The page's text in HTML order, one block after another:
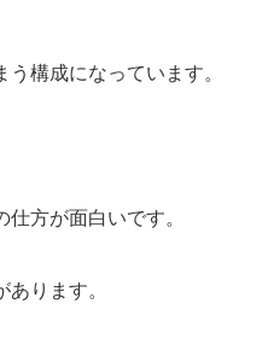
構成になっています。
方が面白いです。
ります。